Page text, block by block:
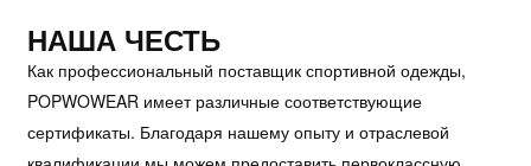
НАША ЧЕСТЬ
Как профессиональный поставщик спортивной одежды,
POPWOWEAR имеет различные соответствующие
сертификаты. Благодаря нашему опыту и отраслевой